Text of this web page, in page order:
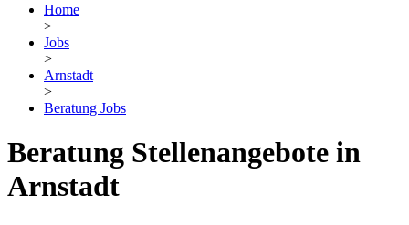
Home
>
Jobs
>
Arnstadt
>
Beratung Jobs
Beratung Stellenangebote in
Arnstadt